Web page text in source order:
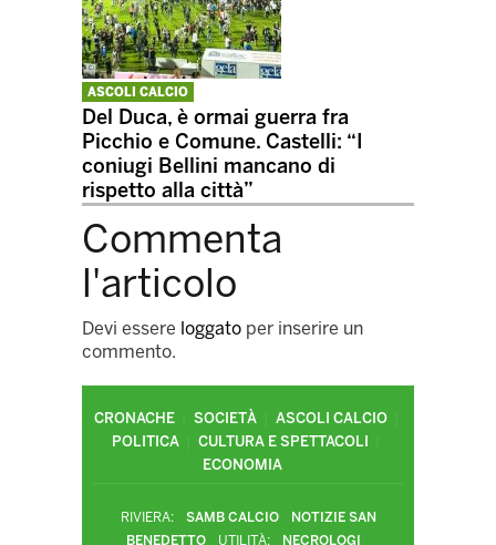
ASCOLI CALCIO
Del Duca, è ormai guerra fra
Picchio e Comune. Castelli: “I
coniugi Bellini mancano di
rispetto alla città”
Commenta
l'articolo
Devi essere loggato per inserire un
commento.
CRONACHE SOCIETÀ
ASCOLI CALCIO
POLITICA
CULTURA E SPETTACOLI
ECONOMIA
RIVIERA: SAMB CALCIO
NOTIZIE SAN
BENEDETTO
UTILITÀ: NECROLOGI